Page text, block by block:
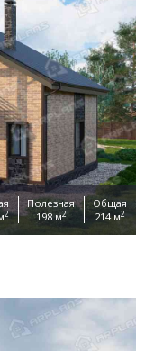
2
Полезная
198 м2
Общая
214 м2